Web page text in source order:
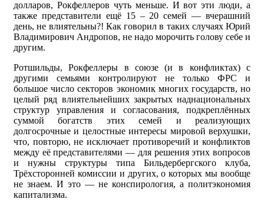
долларов, Рокфеллеров чуть меньше. И вот эти люди, а
также представители ещё 15 – 20 семей — вчерашний
день, не влиятельны?! Как говорил в таких случаях Юрий
Владимирович Андропов, не надо морочить голову себе и
другим.
Ротшильды, Рокфеллеры в союзе (и в конфликтах) с
другими семьями контролируют не только ФРС и
большое число секторов экономик многих государств, но
целый ряд влиятельнейших закрытых наднациональных
структур управления и согласования, подкреплённых
суммой богатств этих семей и реализующих
долгосрочные и целостные интересы мировой верхушки,
что, повторю, не исключает противоречий и конфликтов
между её представителями — для решения этих вопросов
и нужны структуры типа Бильдербергского клуба,
Трёхсторонней комиссии и других, о которых мы вообще
не знаем. И это — не конспирология, а политэкономия
капитализма.